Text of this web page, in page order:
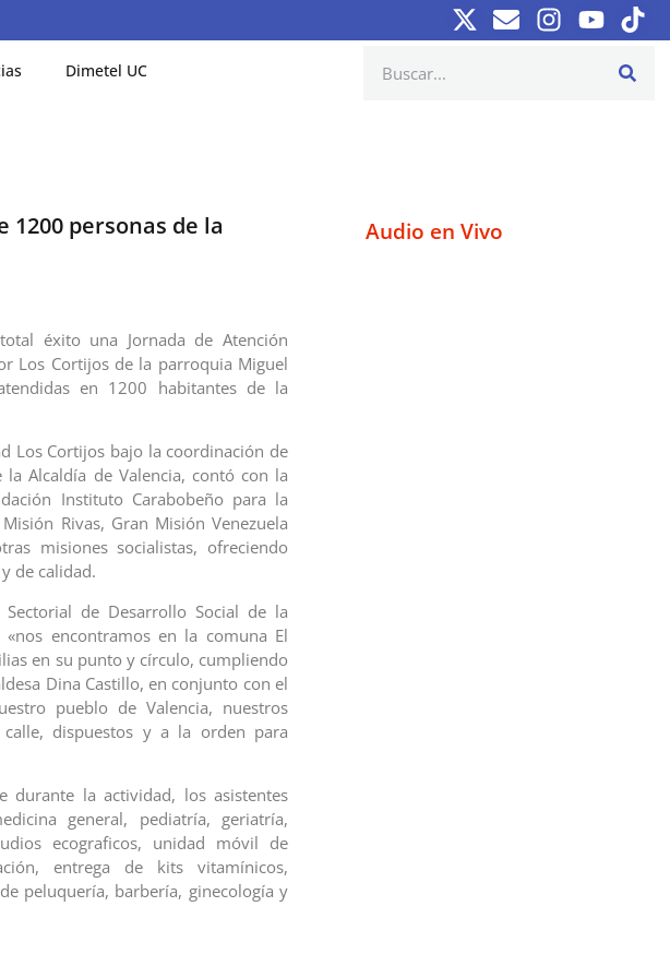
Dimetel UC
1200 personas de la
éxito una Jornada de Atención
Los Cortijos de la parroquia Miguel
en 1200 habitantes de la
Los Cortijos bajo la coordinación de
Alcaldía de Valencia, contó con la
Instituto Carabobeño para la
Rivas, Gran Misión Venezuela
misiones socialistas, ofreciendo
de calidad.
de Desarrollo Social de la
encontramos en la comuna El
en su punto y círculo, cumpliendo
Dina Castillo, en conjunto con el
pueblo de Valencia, nuestros
dispuestos y a la orden para
durante la actividad, los asistentes
general, pediatría, geriatría,
ecograficos, unidad móvil de
entrega de kits vitamínicos,
peluquería, barbería, ginecología y
Audio en Vivo